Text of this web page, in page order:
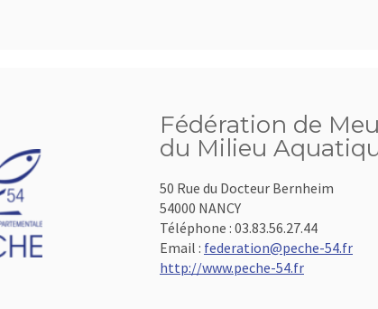
Fédération de
du Milieu
50 Rue du Docteur Bernheim
54000 NANCY
Téléphone : 03.83.56.27.44
Email : federation@peche-54.fr
http://www.peche-54.fr